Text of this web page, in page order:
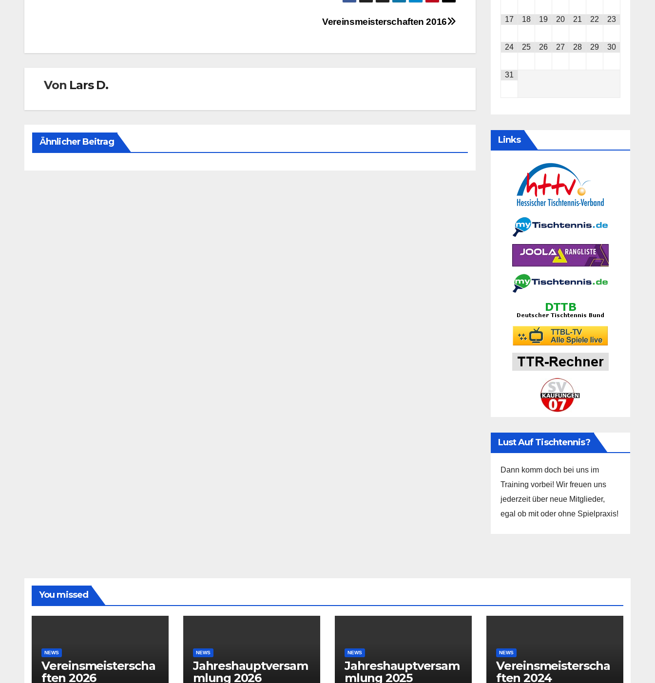
Vereinsmeisterschaften 2016
Von Lars D.
Ähnlicher Beitrag
17 18 19 20 21 22 23
24 25 26 27 28 29 30
31
Links
Lust Auf Tischtennis?
Dann komm doch bei uns im
Training vorbei! Wir freuen uns
jederzeit über neue Mitglieder,
egal ob mit oder ohne Spielpraxis!
You missed
NEWS
Vereinsmeisterscha
ften 2026
NEWS
Jahreshauptversam
mlung 2026
NEWS
Jahreshauptversam
mlung 2025
NEWS
Vereinsmeisterscha
ften 2024